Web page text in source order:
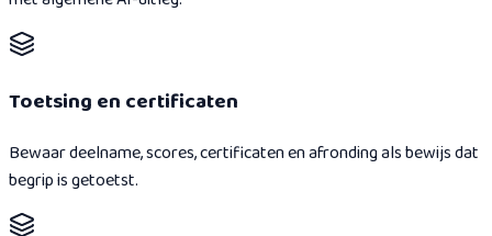
Toetsing en certificaten
Bewaar deelname, scores, certificaten en afronding als bewijs dat
begrip is getoetst.